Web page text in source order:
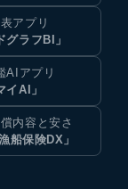
アプリ
グラフBI」
AIアプリ
イAI」
内容と安さ
船保険DX」